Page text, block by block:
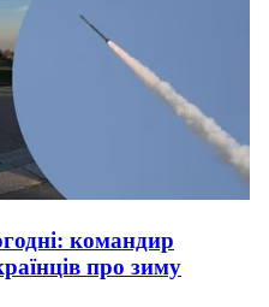
командир
про зиму